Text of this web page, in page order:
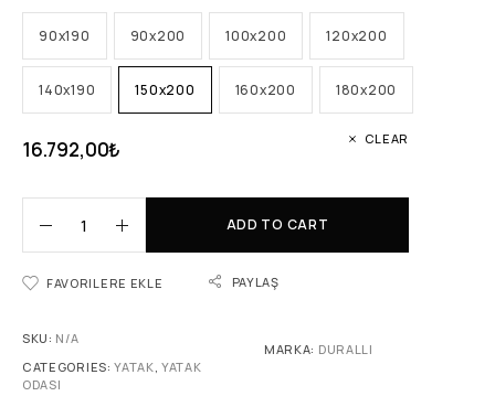
90x190 90x200 100x200 120x200
140x190 150x200 160x200 180x200
CLEAR
16.792,00₺
ADD TO CART
FAVORILERE EKLE PAYLAŞ
SKU: N/A
CATEGORIES:YATAK,YATAK
ODASI
MARKA: DURALLI